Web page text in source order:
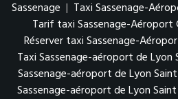
Sassenage | Taxi Sassenage-
Tarif taxi Sassenage-Aéroport
Réserver taxi Sassenage-
Taxi Sassenage-aéroport de Lyon
Sassenage-aéroport de Lyon
Sassenage-aéroport de Lyon